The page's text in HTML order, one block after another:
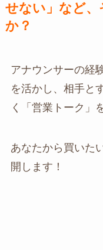
せない」など
か？
アナウンサーの経
を活かし、相手と
く「営業トーク」
あなたから買いた
開します！